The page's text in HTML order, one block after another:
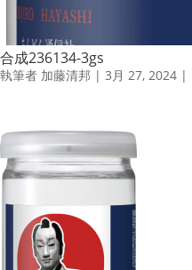
合成236134-3gs
執筆者 加藤清邦 | 3月 27, 2024 |